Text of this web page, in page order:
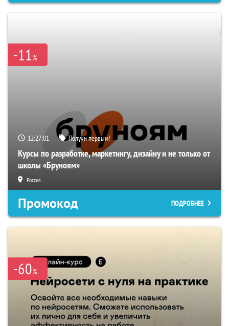
-11%
12:27:00 Получи первым!
Курсы по разработке, маркетингу, дизайну и не только от
школы «Бруноям»
Россия
Промокод ПОДРОБНЕЕ
-60%